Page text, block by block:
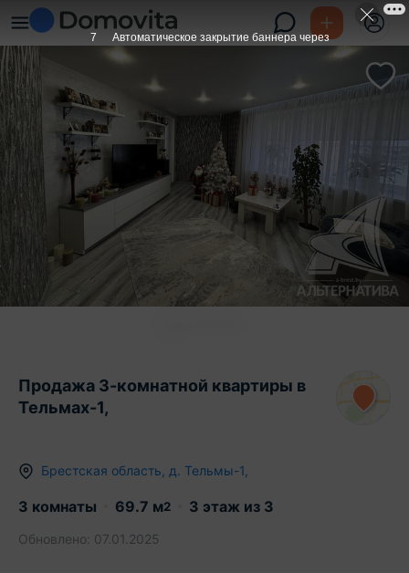
Продажа 3-комнатной квартиры в
Тельмах-1,
Брестская область д. Тельмы-1
3 комнаты 69.7 м2 3 этаж из 3
Обновлено: 07.01.2025
6 Автоматическое закрытие баннера через